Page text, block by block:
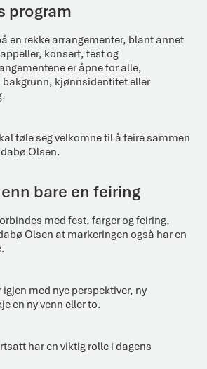
program
en rekke arrangementer, blant annet
konsert, fest og
er åpne for alle,
bakgrunn, kjønnsidentitet eller
føle seg velkomne til å feire sammen
Olsen.
bare en feiring
med fest, farger og feiring,
Olsen at markeringen også har en
med nye perspektiver, ny
en ny venn eller to.
har en viktig rolle i dagens